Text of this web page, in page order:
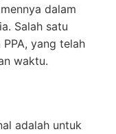
dalam
Salah satu
yang telah
waktu.
adalah untuk